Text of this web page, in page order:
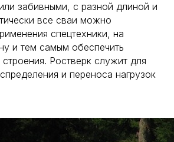
забивными, с разной длиной и
все сваи можно
спецтехники, на
и тем самым обеспечить
Ростверк служит для
и переноса нагрузок
новостей от ESG
9:00 — 21:00
Пн-Сб
info@esg-moscow.ru